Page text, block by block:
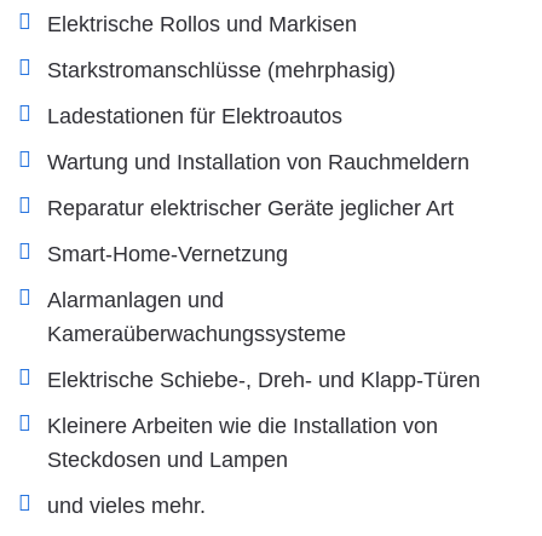
Elektrische Rollos und Markisen
Starkstromanschlüsse (mehrphasig)
Ladestationen für Elektroautos
Wartung und Installation von Rauchmeldern
Reparatur elektrischer Geräte jeglicher Art
Smart-Home-Vernetzung
Alarmanlagen und
Kameraüberwachungssysteme
Elektrische Schiebe-, Dreh- und Klapp-Türen
Kleinere Arbeiten wie die Installation von
Steckdosen und Lampen
und vieles mehr.